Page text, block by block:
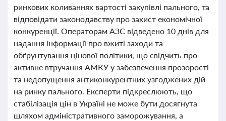
ринкових коливаннях вартості закупівлі пального, та
відповідати законодавству про захист економічної
конкуренції. Операторам АЗС відведено 10 днів для
надання інформації про вжиті заходи та
обґрунтування цінової політики, що свідчить про
активне втручання АМКУ у забезпечення прозорості
та недопущення антиконкурентних узгоджених дій
на ринку пального. Експерти підкреслюють, що
стабілізація цін в Україні не може бути досягнута
шляхом адміністративного заморожування, а